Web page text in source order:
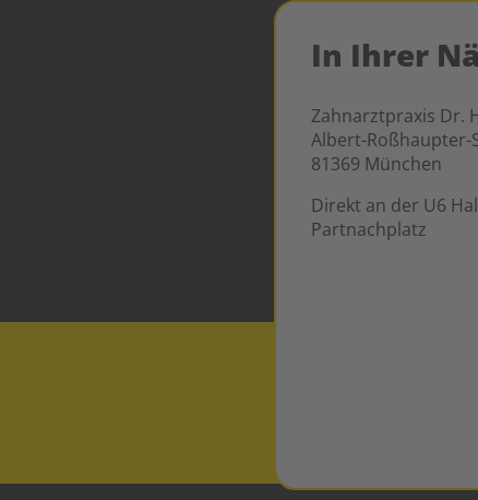
In Ihrer
Zahnarztpraxis Dr.
Albert-Roßhaupter-
81369 München
Direkt an der U6
Partnachplatz